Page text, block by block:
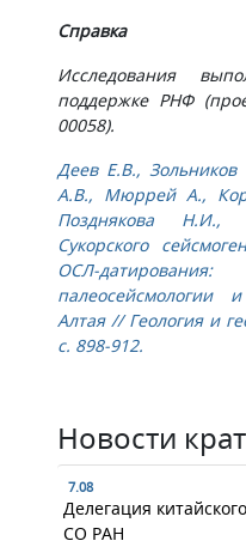
Справка
Исследования
поддержке РНФ
00058).
Деев Е.В.,
А.В., Мюррей А.,
Позднякова Н.И.,
Сукорского
ОСЛ-
палеосейсмологии
Алтая // Геология и
с. 898-912.
Новости
7.08
Делегация
СО РАН